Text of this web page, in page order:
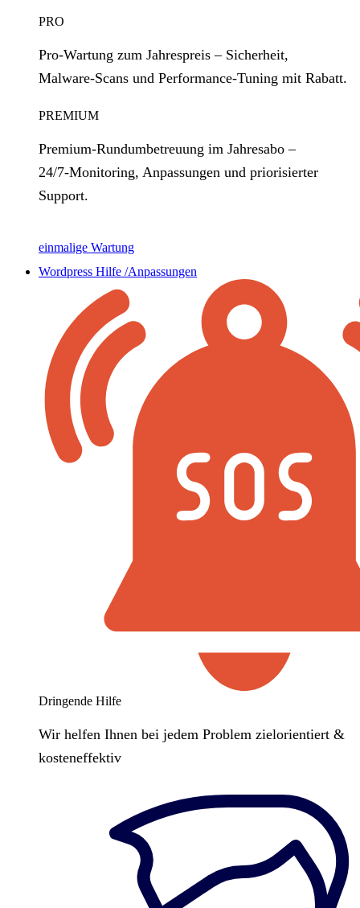
PRO
Pro‑Wartung zum Jahrespreis – Sicherheit,
Malware‑Scans und Performance‑Tuning mit Rabatt.
PREMIUM
Premium‑Rundumbetreuung im Jahresabo –
24/7‑Monitoring, Anpassungen und priorisierter
Support.
einmalige Wartung
Wordpress Hilfe /Anpassungen
Dringende Hilfe
Wir helfen Ihnen bei jedem Problem zielorientiert &
kosteneffektiv